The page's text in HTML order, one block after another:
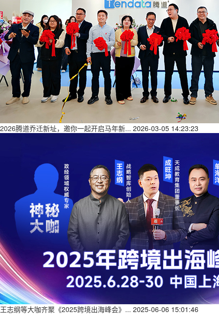
2026腾道乔迁新址，邀你一起开启马年新... 2026-03-05 14:23:23
王志纲等大咖齐聚《2025跨境出海峰会》... 2025-06-06 15:01:46